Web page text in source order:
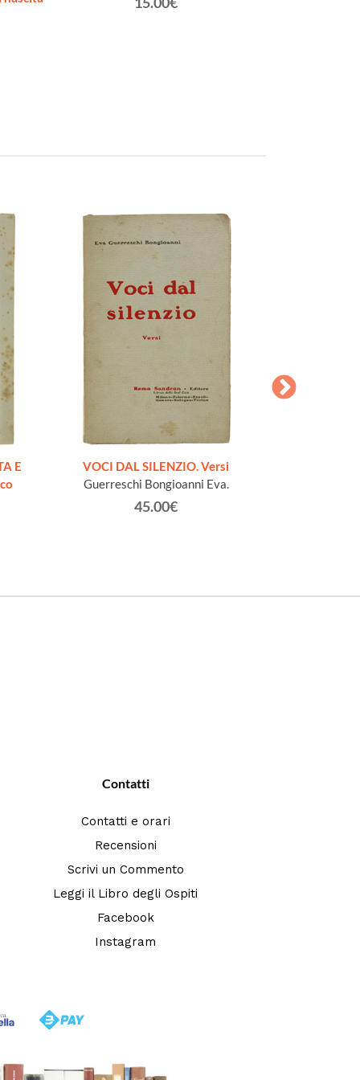
E
VOCI DAL SILENZIO. Versi
Guerreschi Bongioanni Eva.
45.00€
Contatti
Contatti e orari
Recensioni
Scrivi un Commento
Leggi il Libro degli Ospiti
Facebook
Instagram